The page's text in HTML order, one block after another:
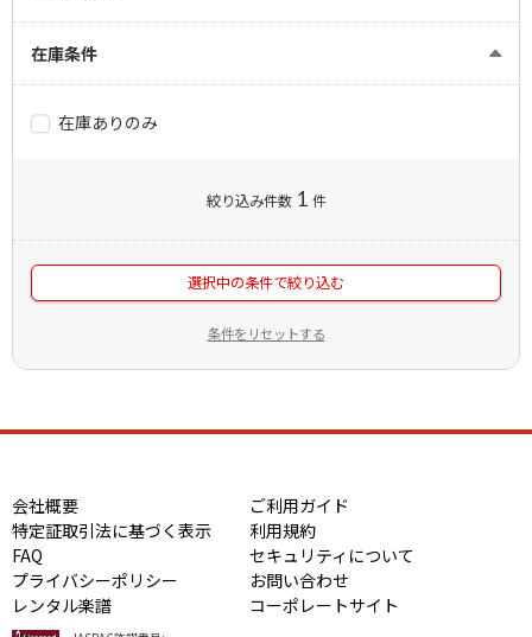
在庫条件
在庫ありのみ
絞り込み件数 1 件
選択中の条件で絞り込む
条件をリセットする
会社概要
ご利用ガイド
特定証取引法に基づく表示
利用規約
FAQ
セキュリティについて
プライバシーポリシー
お問い合わせ
レンタル楽譜
コーポレートサイト